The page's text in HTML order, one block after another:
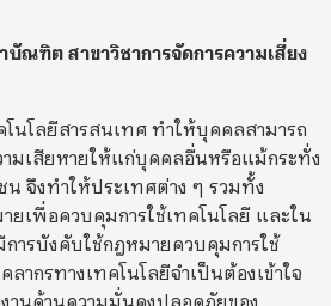
ณฑิต สาขาวิชาการจัดการความเสี่ยง
โนโลยีสารสนเทศ ทำให้บุคคลสามารถ
ามเสียหายให้แก่บุคคลอื่นหรือแม้กระทั่ง
น จึงทำให้ประเทศต่าง ๆ รวมทั้ง
ยเพื่อควบคุมการใช้เทคโนโลยี และใน
ารบังคับใช้กฎหมายควบคุมการใช้
กรทางเทคโนโลยีจำเป็นต้องเข้าใจ
านด้านความมั่นคงปลอดภัยของ